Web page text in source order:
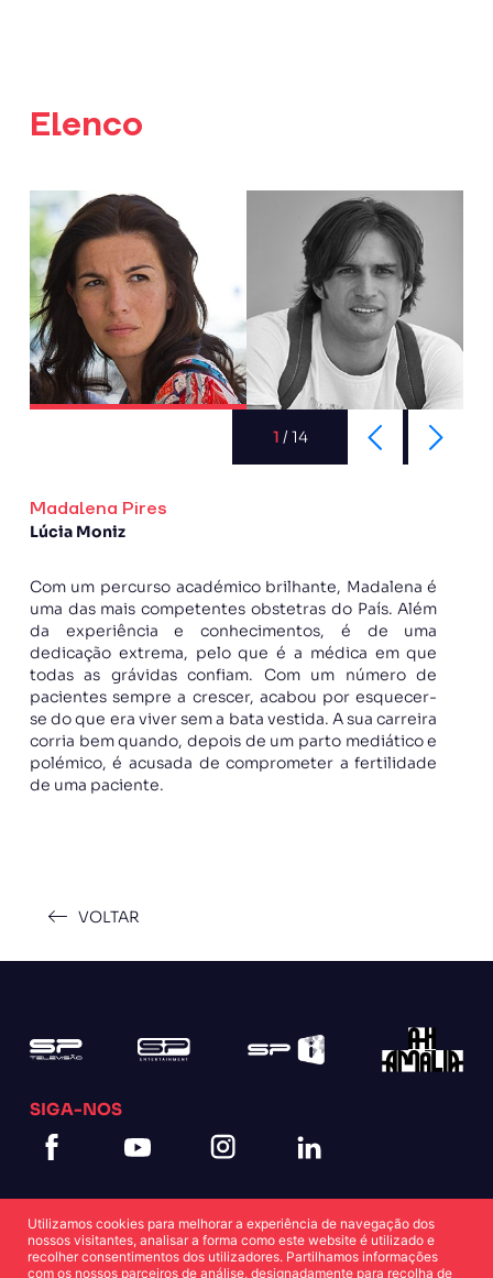
Elenco
1 / 14
Madalena Pires
Lúcia Moniz
Com um percurso académico brilhante, Madalena é
uma das mais competentes obstetras do País. Além
da experiência e conhecimentos, é de uma
dedicação extrema, pelo que é a médica em que
todas as grávidas confiam. Com um número de
pacientes sempre a crescer, acabou por esquecer-
se do que era viver sem a bata vestida. A sua carreira
corria bem quando, depois de um parto mediático e
polémico, é acusada de comprometer a fertilidade
de uma paciente.
VOLTAR
SIGA-NOS
Utilizamos cookies para melhorar a experiência de navegação dos
nossos visitantes, analisar a forma como este website é utilizado e
recolher consentimentos dos utilizadores. Partilhamos informações
com os nossos parceiros de análise, designadamente para recolha de